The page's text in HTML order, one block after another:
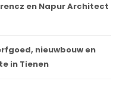
en Napur Architect
nieuwbouw en
in Tienen